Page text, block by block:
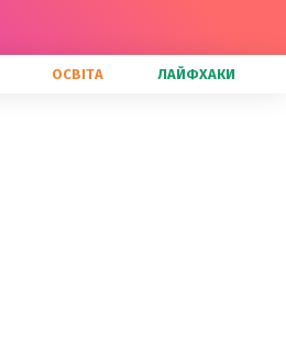
ОСВІТА ЛАЙФХАКИ